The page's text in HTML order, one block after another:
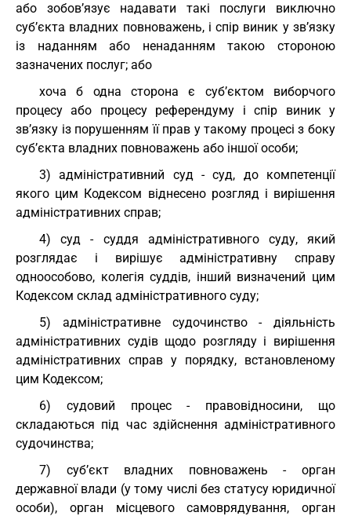
або зобов’язує надавати такі послуги виключно
суб’єкта владних повноважень, і спір виник у зв’язку
із наданням або ненаданням такою стороною
зазначених послуг; або
хоча б одна сторона є суб’єктом виборчого
процесу або процесу референдуму і спір виник у
зв’язку із порушенням її прав у такому процесі з боку
суб’єкта владних повноважень або іншої особи;
3) адміністративний суд - суд, до компетенції
якого цим Кодексом віднесено розгляд і вирішення
адміністративних справ;
4) суд - суддя адміністративного суду, який
розглядає і вирішує адміністративну справу
одноособово, колегія суддів, інший визначений цим
Кодексом склад адміністративного суду;
5) адміністративне судочинство - діяльність
адміністративних судів щодо розгляду і вирішення
адміністративних справ у порядку, встановленому
цим Кодексом;
6) судовий процес - правовідносини, що
складаються під час здійснення адміністративного
судочинства;
7) суб’єкт владних повноважень - орган
державної влади (у тому числі без статусу юридичної
особи), орган місцевого самоврядування, орган